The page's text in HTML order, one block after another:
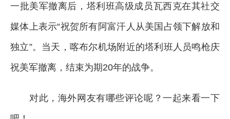
一批美军撤离后，塔利班高级成员瓦西克在其社交
媒体上表示“祝贺所有阿富汗人从美国占领下解放和
独立”。当天，喀布尔机场附近的塔利班人员鸣枪庆
祝美军撤离，结束为期20年的战争。
对此，海外网友有哪些评论呢？一起来看一下